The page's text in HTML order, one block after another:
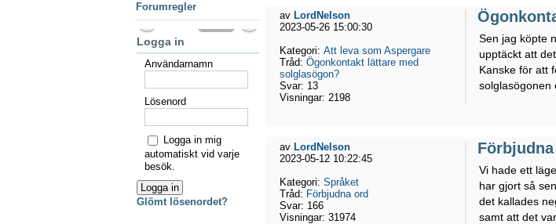
Sen jag köpte
upptäckt att
Kanske för att
solglasögonen
av LordNelson
2023-05-26 15:00:30
Kategori: Att leva som Aspergare
Tråd: Ögonkontakt lättare med
solglasögon?
Svar: 13
Visningar: 2198
Förbjudna
Vi hade ett
har gjort så
det kallades
samt att det
av LordNelson
2023-05-12 10:22:45
Kategori: Språket
Tråd: Förbjudna ord
Svar: 166
Visningar: 31974
Forumregler
Logga in
Användarnamn
Lösenord
Logga in mig
automatiskt vid varje
besök.
Glömt lösenordet?